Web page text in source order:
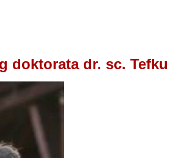
doktorata dr. sc. Tefku